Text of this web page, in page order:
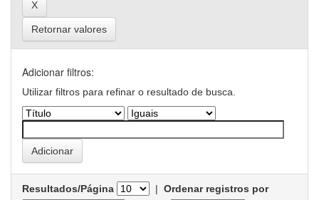
Retornar valores
Adicionar filtros:
Utilizar filtros para refinar o resultado de busca.
Resultados/Página | Ordenar registros por